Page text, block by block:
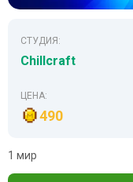
СТУДИЯ:
Chillcraft
ЦЕНА:
490
1 мир